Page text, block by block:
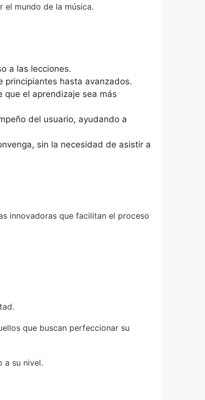
el mundo de la música.
a las lecciones.
principiantes hasta avanzados.
que el aprendizaje sea más
del usuario, ayudando a
sin la necesidad de asistir a
innovadoras que facilitan el proceso
que buscan perfeccionar su
a su nivel.